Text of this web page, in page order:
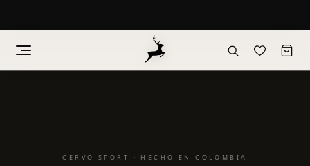
CERVO SPORT · HECHO EN COLOMBIA